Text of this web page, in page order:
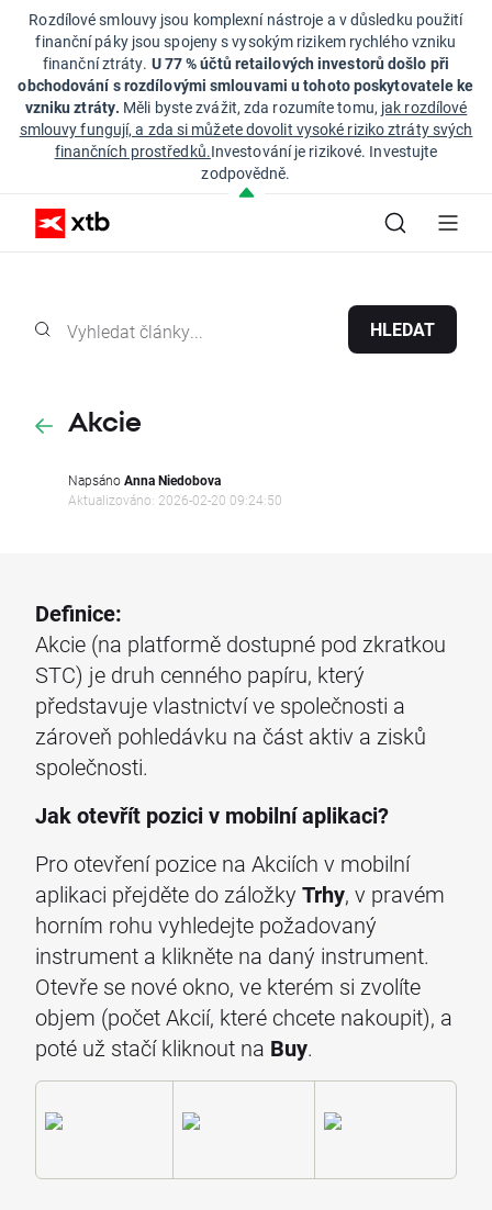
Rozdílové smlouvy jsou komplexní nástroje a v důsledku použití
finanční páky jsou spojeny s vysokým rizikem rychlého vzniku
finanční ztráty. U 77 % účtů retailových investorů došlo při
obchodování s rozdílovými smlouvami u tohoto poskytovatele ke
vzniku ztráty. Měli byste zvážit, zda rozumíte tomu, jak rozdílové
smlouvy fungují, a zda si můžete dovolit vysoké riziko ztráty svých
finančních prostředků.Investování je rizikové. Investujte
zodpovědně.
HLEDAT
Akcie
NapsánoAnna Niedobova
Aktualizováno: 2026-02-20 09:24:50
Definice:
Akcie (na platformě dostupné pod zkratkou
STC) je druh cenného papíru, který
představuje vlastnictví ve společnosti a
zároveň pohledávku na část aktiv a zisků
společnosti.
Jak otevřít pozici v mobilní aplikaci?
Pro otevření pozice na Akciích v mobilní
aplikaci přejděte do záložky Trhy, v pravém
horním rohu vyhledejte požadovaný
instrument a klikněte na daný instrument.
Otevře se nové okno, ve kterém si zvolíte
objem (počet Akcií, které chcete nakoupit), a
poté už stačí kliknout na Buy.